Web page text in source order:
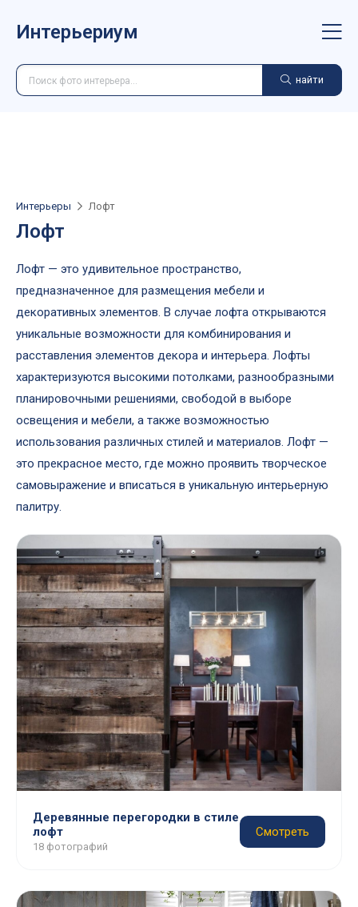
Интерьериум
найти
Интерьеры Лофт
Лофт
Лофт — это удивительное пространство,
предназначенное для размещения мебели и
декоративных элементов. В случае лофта открываются
уникальные возможности для комбинирования и
расставления элементов декора и интерьера. Лофты
характеризуются высокими потолками, разнообразными
планировочными решениями, свободой в выборе
освещения и мебели, а также возможностью
использования различных стилей и материалов. Лофт —
это прекрасное место, где можно проявить творческое
самовыражение и вписаться в уникальную интерьерную
палитру.
Деревянные перегородки в стиле
лофт
18 фотографий
Смотреть